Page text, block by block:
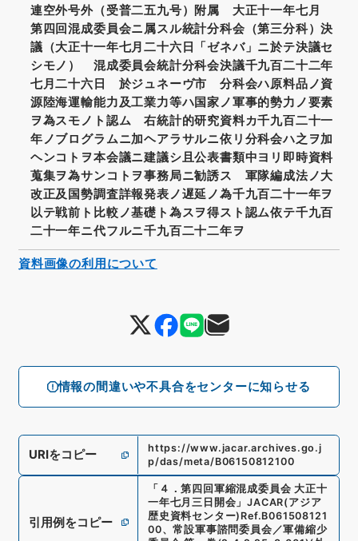
情報の間違いや不具合をセンターに知らせる
連空外号外（受普二五九号）附属 大正十一年七月
第四回混成委員会ニ属スル統計分科会（第三分科）決
議（大正十一年七月二十六日「ゼネバ」ニ於テ決議セ
シモノ） 混成委員会統計分科会決議千九百二十二年
七月二十六日 於ジュネーヴ市 分科会ハ原料品ノ資
源陸海運輸能力及工業力等ハ国家ノ軍事的勢力ノ要素
ヲ為スモノト認ム 右統計的研究資料カ千九百二十一
年ノブログラムニ加ヘアラサルニ依リ分科会ハ之ヲ加
ヘンコトヲ本会議ニ建議シ且公表書類中ヨリ即時資料
蒐集ヲ為サンコトヲ事務局ニ勧誘ス 軍隊編成法ノ大
改正及国勢調査詳報発表ノ遅延ノ為千九百二十一年ヲ
以テ戦前ト比較ノ基礎ト為スヲ得スト認ム依テ千九百
二十一年ニ代フルニ千九百二十二年ヲ
URIをコピー
https://www.jacar.archives.go.j
p/das/meta/B06150812100
引用例をコピー
「 ４．第四回軍縮混成委員会 大正十
一年七月三日開会 」JACAR(アジア
歴史資料センター) Ref.B061508121
00、常設軍事諮問委員会／軍備縮少
資料画像の利用について